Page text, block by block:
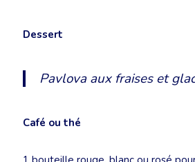
Dessert
Pavlova aux fraises et
Café ou thé